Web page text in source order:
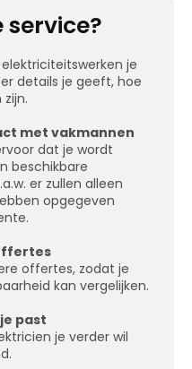
service?
je
details je geeft, hoe
met vakmannen
dat je wordt
beschikbare
er zullen alleen
opgegeven
offertes, zodat je
kan vergelijken.
past
je verder wil